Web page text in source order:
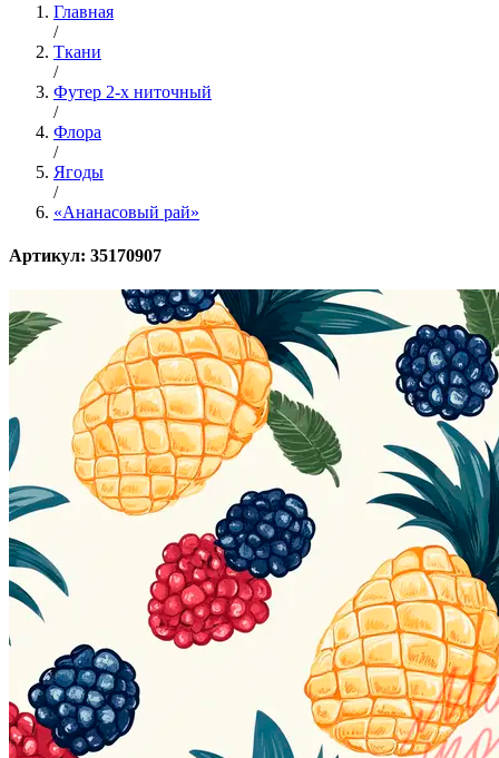
Главная
/
Ткани
/
Футер 2-х ниточный
/
Флора
/
Ягоды
/
«Ананасовый рай»
Артикул: 35170907